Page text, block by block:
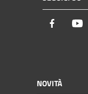
Facebook
NOVITÀ